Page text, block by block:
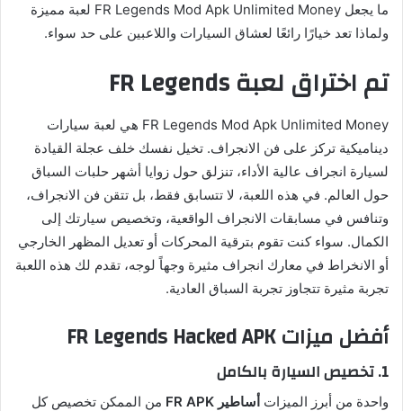
ما يجعل FR Legends Mod Apk Unlimited Money لعبة مميزة
ولماذا تعد خيارًا رائعًا لعشاق السيارات واللاعبين على حد سواء.
تم اختراق لعبة FR Legends
FR Legends Mod Apk Unlimited Money هي لعبة سيارات
ديناميكية تركز على فن الانجراف. تخيل نفسك خلف عجلة القيادة
لسيارة انجراف عالية الأداء، تنزلق حول زوايا أشهر حلبات السباق
حول العالم. في هذه اللعبة، لا تتسابق فقط، بل تتقن فن الانجراف،
وتنافس في مسابقات الانجراف الواقعية، وتخصيص سيارتك إلى
الكمال. سواء كنت تقوم بترقية المحركات أو تعديل المظهر الخارجي
أو الانخراط في معارك انجراف مثيرة وجهاً لوجه، تقدم لك هذه اللعبة
تجربة مثيرة تتجاوز تجربة السباق العادية.
أفضل ميزات FR Legends Hacked APK
1. تخصيص السيارة بالكامل
واحدة من أبرز الميزات أساطير FR APK
من الممكن تخصيص كل